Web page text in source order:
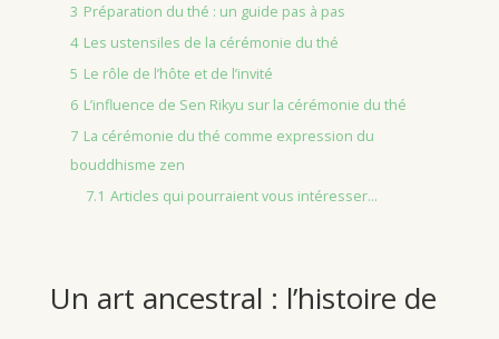
3 Préparation du thé : un guide pas à pas
4 Les ustensiles de la cérémonie du thé
5 Le rôle de l’hôte et de l’invité
6 L’influence de Sen Rikyu sur la cérémonie du thé
7 La cérémonie du thé comme expression du
bouddhisme zen
7.1 Articles qui pourraient vous intéresser...
Un art ancestral : l’histoire de